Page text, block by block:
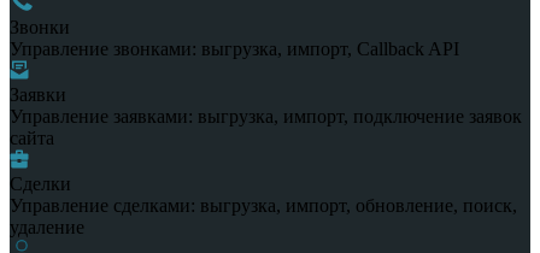
Звонки
Управление звонками: выгрузка, импорт, Callback API
Заявки
Управление заявками: выгрузка, импорт, подключение заявок
сайта
Сделки
Управление сделками: выгрузка, импорт, обновление, поиск,
удаление